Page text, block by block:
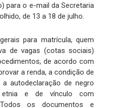
para o e-mail da Secretaria
de 13 a 18 de julho.
para matrícula, quem
de vagas (cotas sociais)
de acordo com
a renda, a condição de
autodeclaração de negro
e de vínculo com
Todos os documentos e